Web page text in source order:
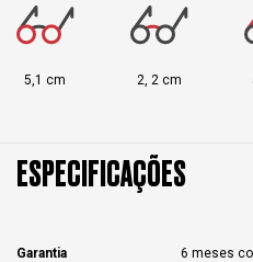
5,1 cm 2, 2 cm
ESPECIFICAÇÕES
Garantia 6 meses